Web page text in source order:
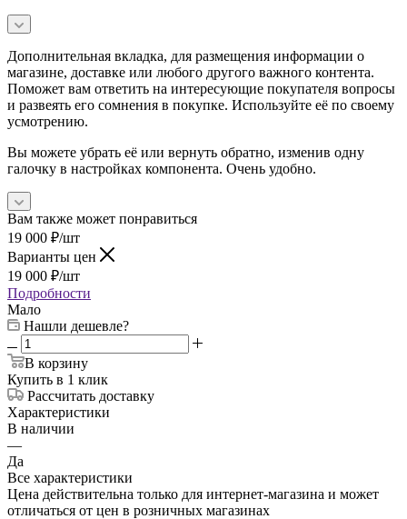
Дополнительная вкладка, для размещения информации о
магазине, доставке или любого другого важного контента.
Поможет вам ответить на интересующие покупателя вопросы
и развеять его сомнения в покупке. Используйте её по своему
усмотрению.
Вы можете убрать её или вернуть обратно, изменив одну
галочку в настройках компонента. Очень удобно.
Вам также может понравиться
19 000 ₽/шт
Варианты цен
19 000 ₽/шт
Подробности
Мало
Нашли дешевле?
В корзину
Купить в 1 клик
Рассчитать доставку
Характеристики
В наличии
—
Да
Все характеристики
Цена действительна только для интернет-магазина и может
отличаться от цен в розничных магазинах